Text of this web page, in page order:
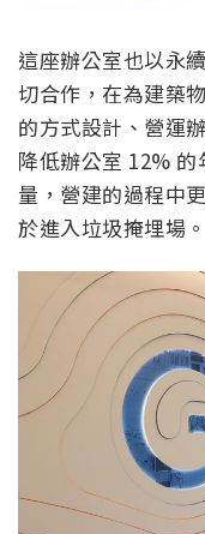
這座辦公室也以永
切合作，在為建築
的方式設計、營運
降低辦公室 12%
量，營建的過程中
於進入垃圾掩埋場。